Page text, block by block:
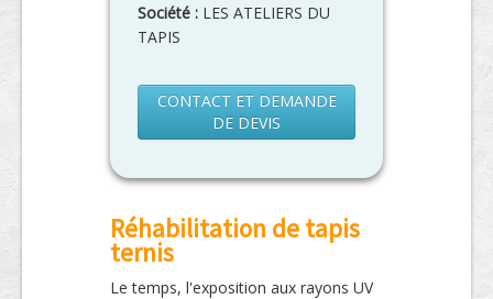
Société : LES ATELIERS DU
TAPIS
CONTACT ET DEMANDE
DE DEVIS
Réhabilitation de tapis
ternis
Le temps, l'exposition aux rayons UV